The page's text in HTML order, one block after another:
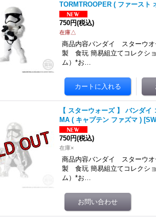
TORMTROOPER ( ファースト
750円(税込)
在庫△
商品内容バンダイ スターウ
製 食玩 簡易組立てコレクシ
ム）*お…
【 スターウォーズ 】 バンダ
MA ( キャプテン ファズマ ) [
750円(税込)
在庫×
商品内容バンダイ スターウ
製 食玩 簡易組立てコレクシ
ム）*お…